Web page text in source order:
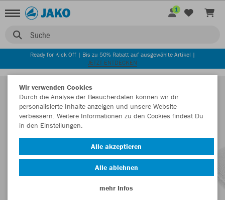
Suche
1
Ready for Kick Off | Bis zu 50% Rabatt auf ausgewählte Artikel |
JETZT ENTDECKEN
Wir verwenden Cookies
Durch die Analyse der Besucherdaten können wir dir
personalisierte Inhalte anzeigen und unsere Website
verbessern. Weitere Informationen zu den Cookies findest Du
in den Einstellungen.
Alle akzeptieren
Alle ablehnen
mehr Infos